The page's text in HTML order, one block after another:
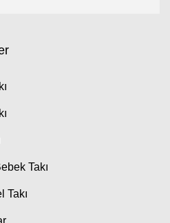
Takı
Takı